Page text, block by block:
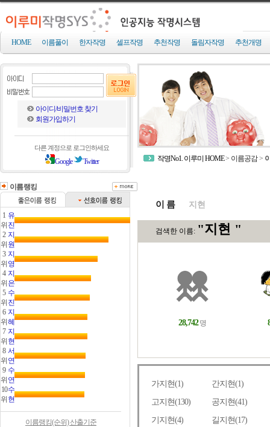
HOME 이름풀이 한자작명 셀프작명 추천작명 돌림자작명 추천개명
아이디/비밀번호 찾기
회원가입하기
다른 계정으로 로그인하세요
Google Twitter
이름랭킹
1
위
유
진
2
위
지
원
3
위
지
영
4
위
지
은
5
위
수
진
6
위
지
혜
7
위
지
현
8
위
서
연
9
위
수
연
10
위
수
현
이름랭킹(순위) 산출기준
작명No1. 이루미 HOME> 이름공감>
이 름